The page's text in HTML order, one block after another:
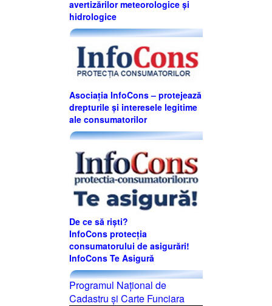
avertizărilor meteorologice şi
hidrologice
Asociația InfoCons – protejează
drepturile și interesele legitime
ale consumatorilor
De ce să riști?
InfoCons protecția
consumatorului de asigurări!
InfoCons Te Asigură
Programul Naţional de
Cadastru şi Carte Funciara